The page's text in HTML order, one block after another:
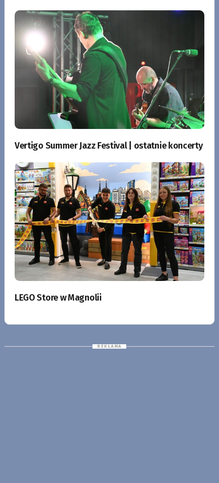
Vertigo Summer Jazz Festival | ostatnie koncerty
LEGO Store w Magnolii